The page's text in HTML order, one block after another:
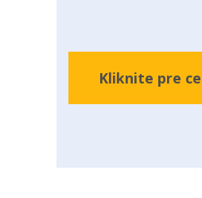
Kliknite pre